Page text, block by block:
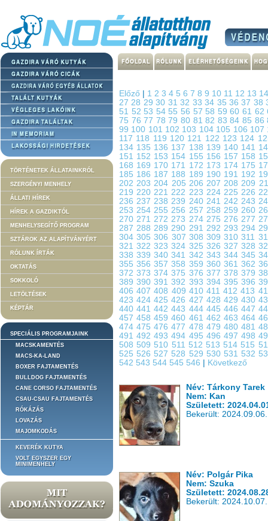
TÖRTÉNETEK ÁLLATAINKRÓL
SZERGÉNYI MENHELY
ÁLLATI HÍREK
HÍREK A GAZDIKTÓL
MENHELYSEGÍTŐ PROGRAM
SZTÁROK AZ ALAPÍTVÁNYÉRT
RÓLUNK ÍRTÁK
OKTATÁS
SOKKOLÓ
LETÖLTÉSEK
KÉPTÁR
SPECIÁLIS PROGRAMJAINK
MACSKAMENTÉS
MACS-KA-LAND
BOXER FAJTAMENTÉS
BULLDOG FAJTAMENTÉS
CANE CORSO FAJTAMENTÉS
CSAU-CSAU FAJTAMENTÉS
RÓKÁZÁS
LOVAZÁS
MAJOMKODÁS
KEVERÉK KUTYA
VOLT EGYSZER EGY
MINIMENHELY
Előző 1 2 3 4 5 6 7 8 9 10 11 12 13
2728 2930 3132 3334 35 3637 38
51 52 53 54 55 56 57 58 596061 62
75 7677 787980 8182 838485 86
99 100 101 102 103 104 105 106 107
117 118 119 120 121 122 123 124
134 135 136 137 138 139 140 141
151 152 153 154 155 156 157 158
168 169 170 171 172 173 174 175
185 186 187 188 189 190 191 192
202203204 205 206 207208209
219220221222 223 224 225 226
236237238239 240 241 242 243
253254255256 257 258 259 260
270271272273 274 275 276 277
287288289290 291 292 293 294
304305306 307 308 309310311
321322323324 325 326 327 328
338339340341 342 343 344 345
355356357358 359 360 361 362
372373374375 376 377 378 379
389390391392 393 394 395 396
406407408 409 410 411412413
423424425426 427 428 429 430
440441442443 444 445 446 447
457458459460 461 462 463 464
474475476477 478 479 480 481
491492493494 495 496 497 498
508 509 510 511 512 513 514 515
525 526 527 528 529 530 531 532
542 543 544 545 546 Következő
Név: Tárkony Tarek
Nem: Kan
Született:
Bekerült: 2024.09.06.
Név: Polgár Pika
Nem: Szuka
Született:
Bekerült: 2024.10.07.